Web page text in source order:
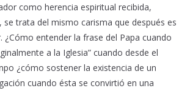
como herencia espiritual recibida,
se trata del mismo carisma que después es
entender la frase del Papa cuando
a la Iglesia” cuando desde el
¿cómo sostener la existencia de un
cuando ésta se convirtió en una